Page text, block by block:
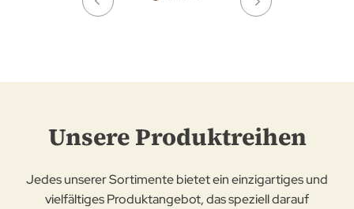
Unsere Produktreihen
Jedes unserer Sortimente bietet ein einzigartiges und
vielfältiges Produktangebot, das speziell darauf